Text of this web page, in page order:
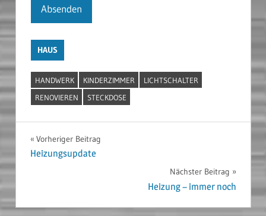
HAUS
HANDWERK KINDERZIMMER
LICHTSCHALTER
RENOVIEREN
STECKDOSE
Beitragsnavigation
Vorheriger Beitrag
Heizungsupdate
Nächster Beitrag
Heizung – immer noch